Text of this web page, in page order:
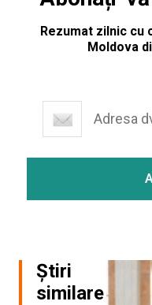
Rezumat zilnic cu
Moldova
Știri
similare